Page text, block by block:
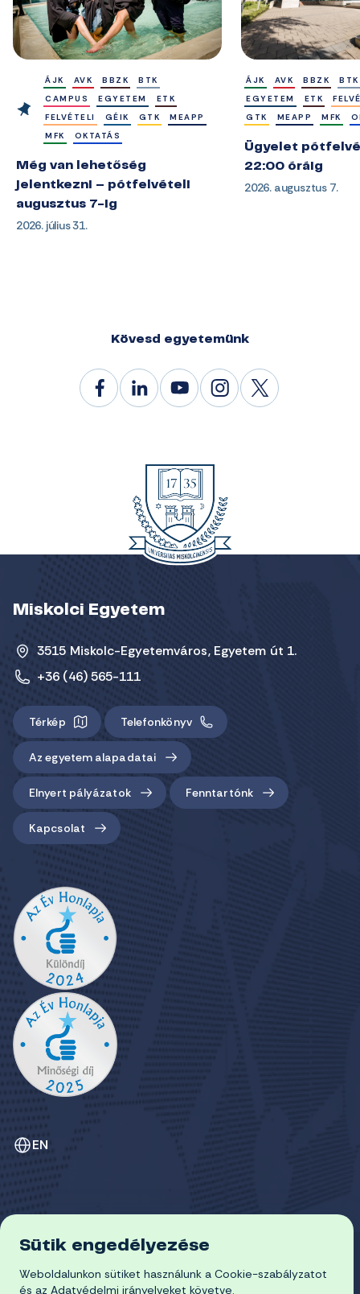
ÁJK AVK BBZK
BTK
CAMPUS
EGYETEM
ETK
FELVÉTELI
GÉIK GTK
MEAPP
MFK
OKTATÁS
Még van lehetőség
jelentkezni – pótfelvételi
augusztus 7-ig
2026. július 31.
ÁJK AVK BBZK
BTK
EGYETEM
ETK
GTK
MEAPP MFK
Ügyelet
22:00 óráig
2026. augusztus 7.
Kövesd egyetemünk
Miskolci Egyetem
3515 Miskolc-Egyetemváros, Egyetem út 1.
+36 (46) 565-111
Térkép Telefonkönyv
Az egyetem alapadatai
Elnyert pályázatok Fenntartónk
Kapcsolat
EN
© 2026 Miskolci Egyetem
ADATVÉDELEM
COOKIE-SZABÁLYZAT
Sütik engedélyezése
Weboldalunkon sütiket használunk a Cookie-szabályzatot
és az Adatvédelmi irányelveket követve.